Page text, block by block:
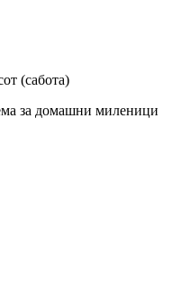
(сабота)
за домашни миленици